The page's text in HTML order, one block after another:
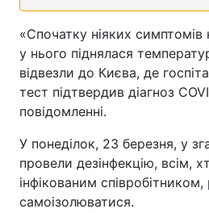
«Спочатку ніяких симптомів
у нього піднялася
відвезли до Києва, де
тест підтвердив діагноз
повідомленні.
У понеділок, 23 березня, у
провели дезінфекцію, всім,
інфікованим
самоізолюватися.